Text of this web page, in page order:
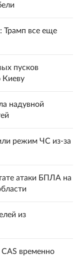
Трамп все еще
пусков
Киеву
надувной
режим ЧС из-за
атаки БПЛА на
из
временно